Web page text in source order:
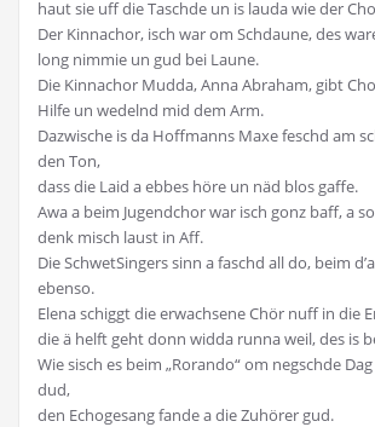
haut sie uff die Taschde un is lauda wie der
Der Kinnachor, isch war om Schdaune, des
long nimmie un gud bei Laune.
Die Kinnachor Mudda, Anna Abraham, gibt
Hilfe un wedelnd mid dem Arm.
Dazwische is da Hoffmanns Maxe feschd am
den Ton,
dass die Laid a ebbes höre un näd blos gaffe.
Awa a beim Jugendchor war isch gonz baff, a
denk misch laust in Aff.
Die SchwetSingers sinn a faschd all do, beim
ebenso.
Elena schiggt die erwachsene Chör nuff in die
die ä helft geht donn widda runna weil, des is
Wie sisch es beim „Rorando“ om negschde
dud,
den Echogesang fande a die Zuhörer gud.